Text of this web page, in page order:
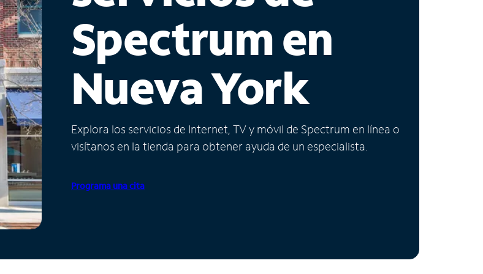
Spectrum en
Nueva York
Explora los servicios de Internet, TV y móvil de Spectrum en línea o
visítanos en la tienda para obtener ayuda de un especialista.
Programa una cita